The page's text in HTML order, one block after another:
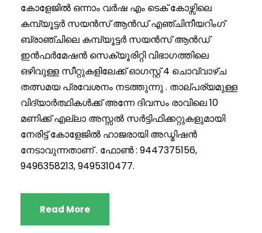
കോളേജിൽ ഒന്നാം വർഷ എം ടെക് കോഴ്സിലെ
കമ്പ്യൂട്ടർ സയൻസ് ആൻഡ് എഞ്ചിനീയറിംഗ്
ബ്രാഞ്ചിലെ കമ്പ്യൂട്ടർ സയൻസ് ആൻഡ്
ഇൻഫർമേഷൻ സെക്യൂരിറ്റി വിഭാഗത്തിലെ
ഒഴിവുള്ള സീറ്റുകളിലേക്ക് ഓഗസ്റ്റ് 4 ചൊവ്വാഴ്ച
തത്സമയ പ്രവേശനം നടത്തുന്നു . താല്പര്യമുള്ള
വിദ്യാർത്ഥികൾക്ക് അന്നേ ദിവസം രാവിലെ 10
മണിക്ക് എല്ലാ അസ്സൽ സർട്ടിഫിക്കറ്റുകളുമായി
നേരിട്ട് കോളേജിൽ ഹാജരായി അഡ്മിഷൻ
നേടാവുന്നതാണ് . ഫോൺ : 9447375156,
9496358213, 9495310477.
Read More